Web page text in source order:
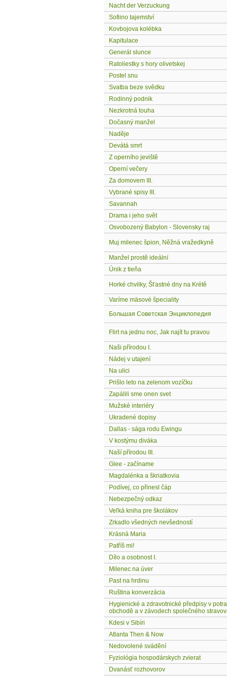
Nacht der Verzuckung
Sofiino tajemství
Kovbojova kolébka
Kapitulace
Generál slunce
Ratoliestky s hory olivetskej
Postel snu
Svatba beze svědku
Rodinný podnik
Nezkrotná touha
Dočasný manžel
Naděje
Devátá smrt
Z operního jeviště
Operní večery
Za domovem III.
Vybrané spisy III.
Savannah
Drama i jeho svět
Osvobozený Babylon - Slovensky raj
Muj milenec špion, Něžná vražedkyně
Manžel prostě ideální
Únik z tieňa
Horké chvilky, Šťastné dny na Krétě
Varíme mäsové špeciality
Большая Советская Энциклопедия
Flirt na jednu noc, Jak najít tu pravou
Naši přírodou I.
Nádej v utajení
Na ulici
Prišlo leto na zelenom vozíčku
Zapálili sme onen svet
Mužské interiéry
Ukradené dopisy
Dallas - sága rodu Ewingu
V kostýmu diváka
Naší přírodou III.
Glee - začíname
Magdalénka a škriatkovia
Podívej, co přinesl čáp
Nebezpečný odkaz
Veľká kniha pre školákov
Zrkadlo všedných nevšedností
Krásná Maria
Patříš mi!
Dílo a osobnost I.
Milenec na úver
Past na hrdinu
Ruština konverzácia
Hygienické a zdravotnické předpisy v
obchodě a v závodech společného
Kdesi v Sibíri
Atlanta Then & Now
Nedovolené svádění
Fyziológia hospodárskych zvierat
Dvanásť rozhovorov